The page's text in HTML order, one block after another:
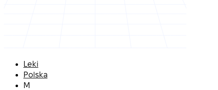
Leki
Polska
M